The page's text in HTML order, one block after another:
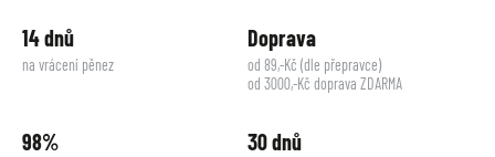
14 dnů
na vrácení pěnez
Doprava
od 89,-Kč (dle přepravce)
od 3000,-Kč doprava ZDARMA
98% 30 dnů